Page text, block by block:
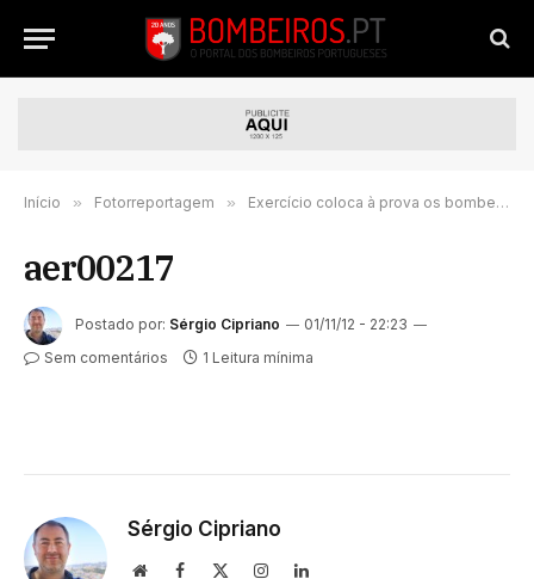
Início » Fotorreportagem » Exercício coloca à prova os bombeiros
aer00217
Postado por: Sérgio Cipriano
01/11/12 - 22:23
Sem comentários
1 Leitura mínima
Sérgio Cipriano
WebsiteFacebook InstagramLinkedIn